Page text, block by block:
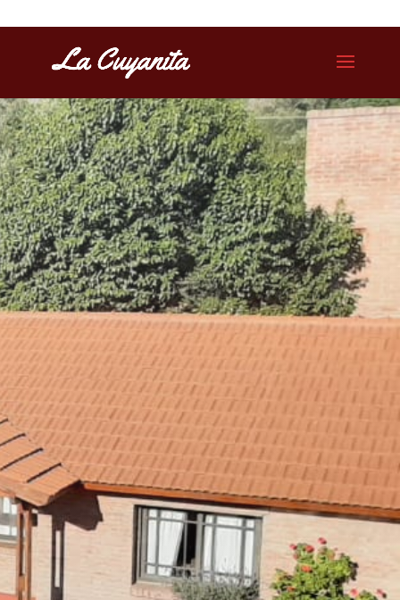
Villa de Merlo
6 Cabañas
2 apartamentos